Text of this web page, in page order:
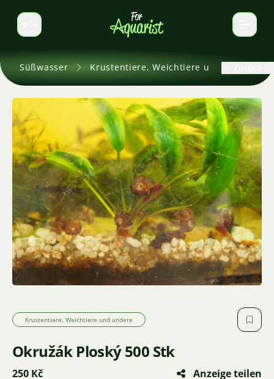
Sprache wechseln
Süßwasser Krustentiere, Weichtiere und andere
Krustentiere, Weichtiere und andere
Okružák Ploský 500 Stk
250 Kč
Anzeige teilen